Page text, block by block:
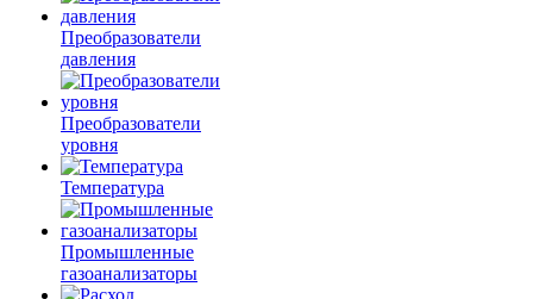
Преобразователи
давления
Преобразователи
уровня
Температура
Промышленные
газоанализаторы